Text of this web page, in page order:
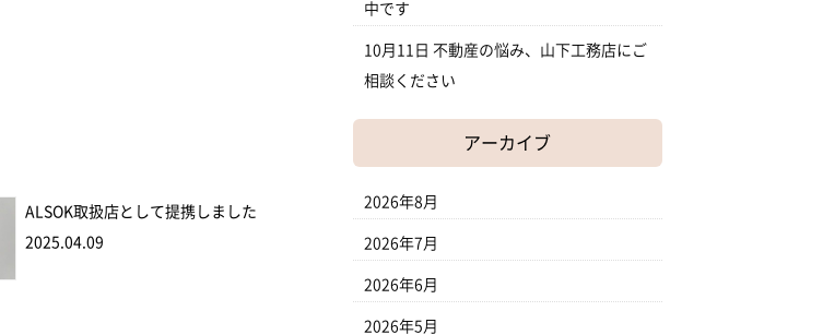
ALSOK取扱店として提携しました
2025.04.09
中です
10月11日 不動産の悩み、山下工務店にご
相談ください
アーカイブ
2026年8月
2026年7月
2026年6月
2026年5月